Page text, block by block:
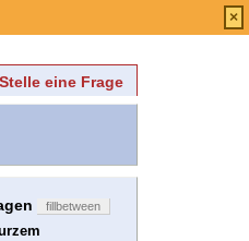
Stelle eine Frage
fillbetween
×